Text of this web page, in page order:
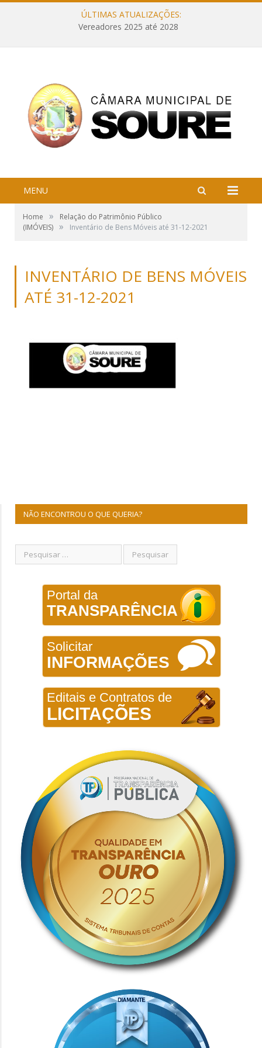
ÚLTIMAS ATUALIZAÇÕES:
Vereadores 2025 até 2028
MENU
Home »
Relação do Patrimônio Público
(IMÓVEIS) » Inventário de Bens Móveis até 31-12-2021
INVENTÁRIO DE BENS MÓVEIS
ATÉ 31-12-2021
NÃO ENCONTROU O QUE QUERIA?
Portal da
TRANSPARÊNCIA
Solicitar
INFORMAÇÕES
Editais e Contratos de
LICITAÇÕES